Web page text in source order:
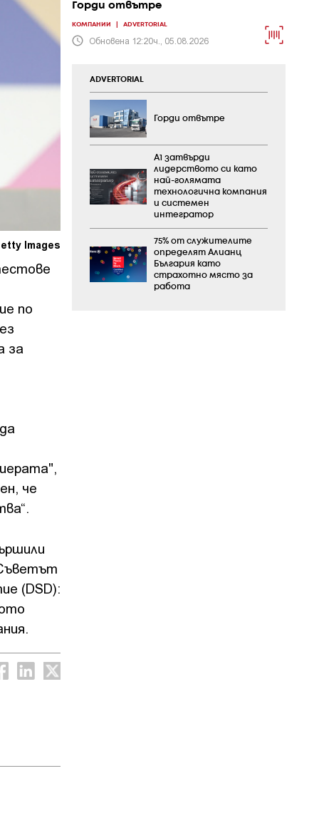
Images
по
за
че
(DSD):
Горди отвътре
КОМПАНИИ ADVERTORIAL
Обновена 12:20ч., 05.08.2026
ADVERTORIAL
Горди отвътре
А1 затвърди
лидерството си като
най-голямата
технологична компания
и системен
интегратор
75% от служителите
определят Алианц
България като
страхотно място за
работа